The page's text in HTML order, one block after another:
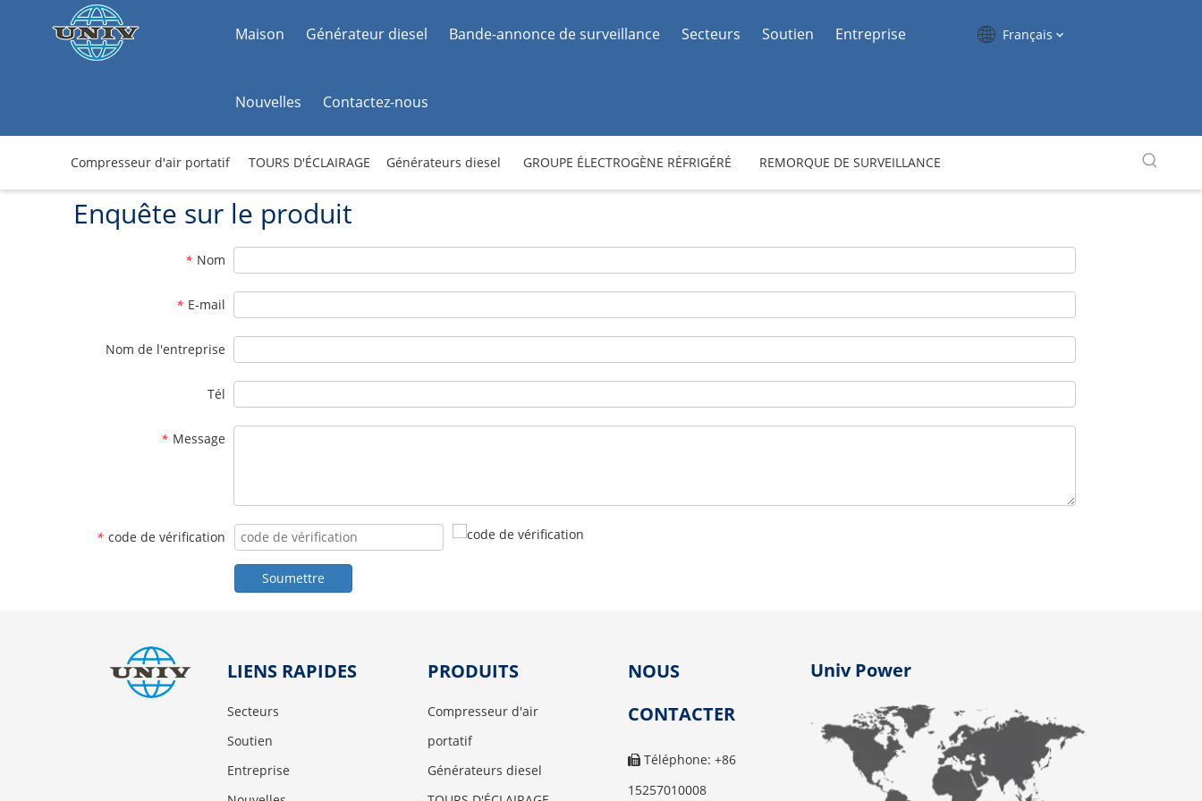
Maison Générateur diesel Bande-annonce de surveillance Secteurs Soutien Entreprise
Nouvelles Contactez-nous
Français
Compresseur d'air portatif TOURS D'ÉCLAIRAGE Générateurs diesel GROUPE ÉLECTROGÈNE RÉFRIGÉRÉ REMORQUE DE SURVEILLANCE
Enquête sur le produit
* Nom
* E-mail
Nom de l'entreprise
Tél
* Message
* code de vérification
Soumettre
LIENS RAPIDES
Secteurs
Soutien
Entreprise
PRODUITS
Compresseur d'air
portatif
Générateurs diesel
NOUS
CONTACTER
 Téléphone: +86
15257010008
Univ Power